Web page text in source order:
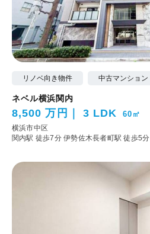
リノベ向き物件 中古マンション
ネベル横浜関内
8,500 万円 3 LDK 60㎡
横浜市中区
関内駅 徒歩7分伊勢佐木長者町駅 徒歩5分